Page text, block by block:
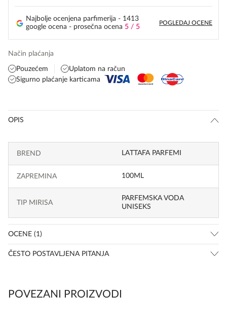
Najbolje ocenjena parfimerija - 1413
google ocena - prosečna ocena 5 / 5
POGLEDAJ OCENE
Način plaćanja
Pouzećem
Uplatom na račun
Sigurno plaćanje karticama
OPIS
BREND LATTAFA PARFEMI
ZAPREMINA 100ML
TIP MIRISA
PARFEMSKA VODA
UNISEKS
OCENE (1)
ČESTO POSTAVLJENA PITANJA
POVEZANI PROIZVODI